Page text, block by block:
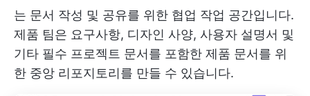
는 문서 작성 및 공유를 위한 협업 작업 공간입니다.
제품 팀은 요구사항, 디자인 사양, 사용자 설명서 및
기타 필수 프로젝트 문서를 포함한 제품 문서를 위
한 중앙 리포지토리를 만들 수 있습니다.